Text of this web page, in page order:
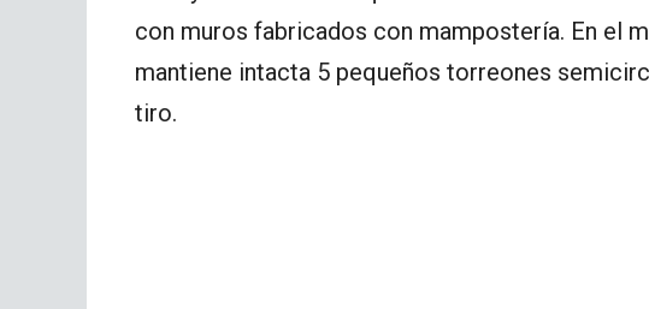
con muros fabricados con mampostería. En el
mantiene intacta 5 pequeños torreones
tiro.